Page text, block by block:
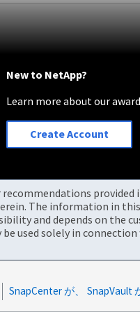
New to NetApp?
Learn more about our
Create Account
The information in
and depends on the
used solely in